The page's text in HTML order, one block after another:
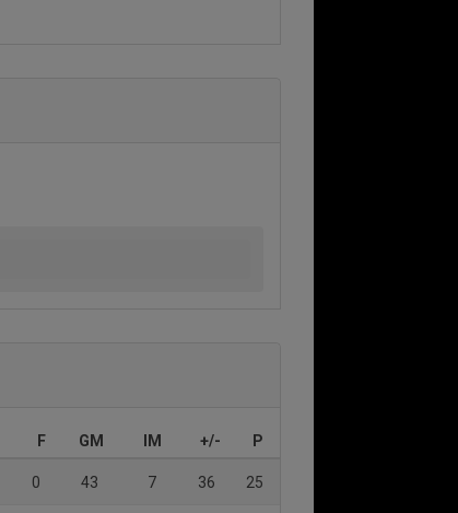
F GM IM +/- P
0 43 7 36 25